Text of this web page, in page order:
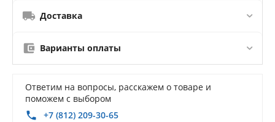
Доставка
Варианты оплаты
Ответим на вопросы, расскажем о товаре и
поможем с выбором
+7 (812) 209-30-65